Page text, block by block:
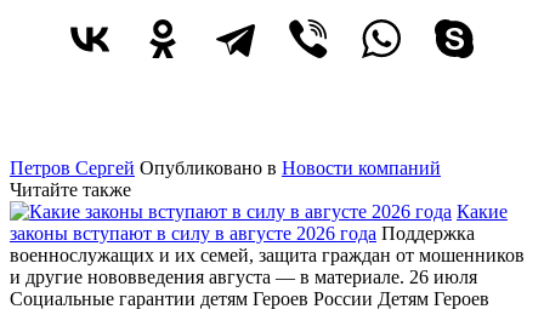
Петров Сергей Опубликовано в Новости компаний
Читайте также
Какие
законы вступают в силу в августе 2026 года Поддержка
военнослужащих и их семей, защита граждан от мошенников
и другие нововведения августа — в материале. 26 июля
Социальные гарантии детям Героев России Детям Героев